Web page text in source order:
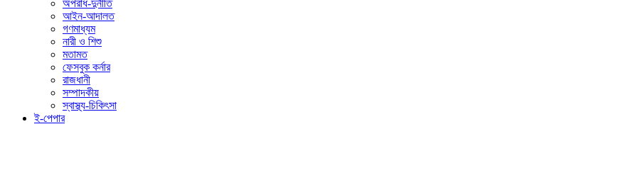
অপরাধ-দুর্নীতি
আইন-আদালত
গণমাধ্যম
নারী ও শিশু
মতামত
ফেসবুক কর্নার
রাজধানী
সম্পাদকীয়
স্বাস্থ্য-চিকিৎসা
ই-পেপার